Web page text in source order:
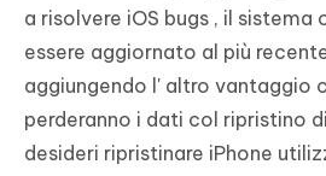
a risolvere iOS bugs , il sistema
essere aggiornato al più recente
aggiungendo l' altro vantaggio
perderanno i dati col ripristino
desideri ripristinare iPhone